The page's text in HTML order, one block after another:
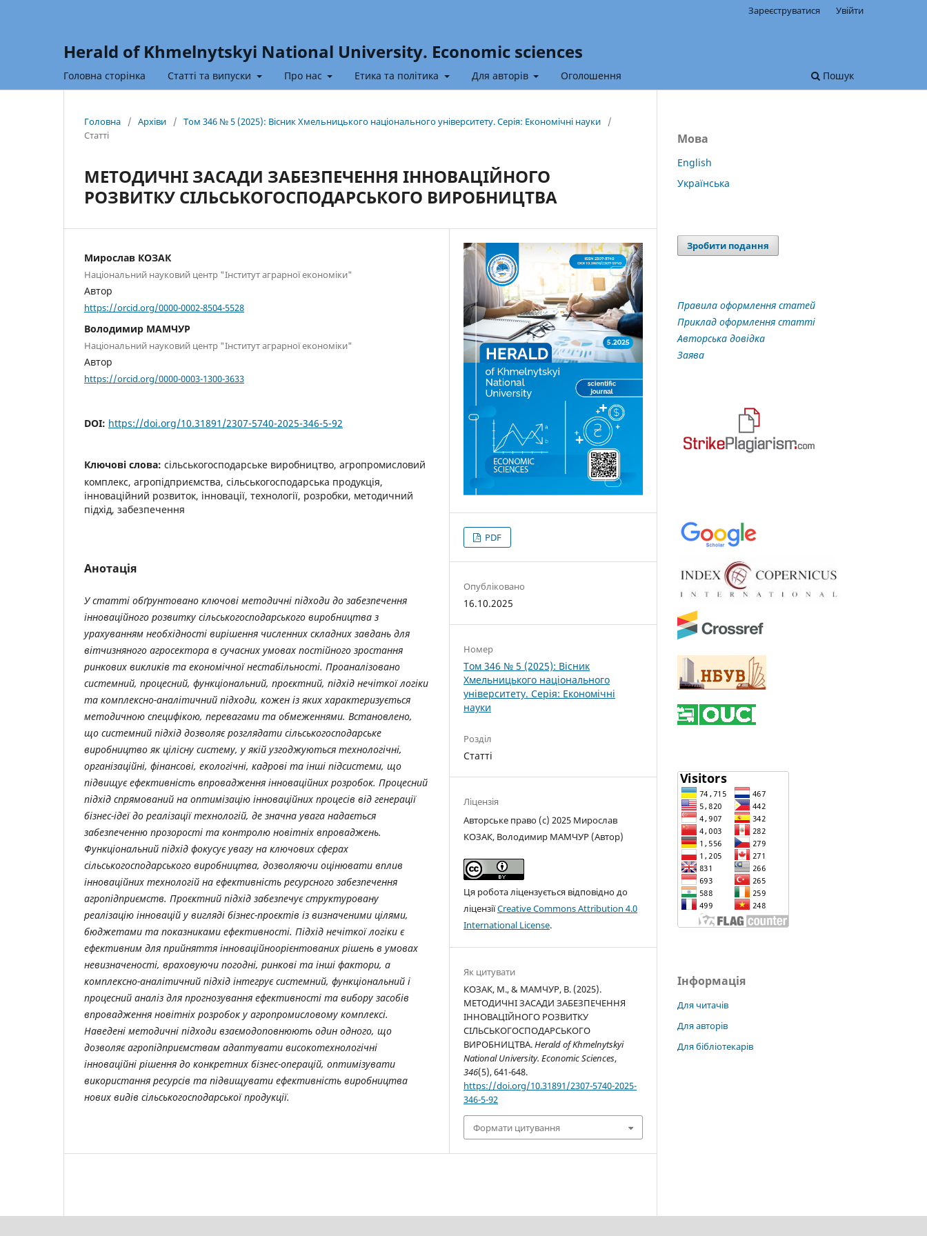
Herald of Khmelnytskyi National University. Economic sciences
Головна сторінка Статті та випуски Про нас Етика та політика Для авторів Оголошення Пошук
Зареєструватися Увійти
Головна / Архіви / Том 346 № 5 (2025): Вісник Хмельницького національного університету. Серія: Економічні науки
/
Статті
МЕТОДИЧНІ ЗАСАДИ ЗАБЕЗПЕЧЕННЯ ІННОВАЦІЙНОГО
РОЗВИТКУ СІЛЬСЬКОГОСПОДАРСЬКОГО ВИРОБНИЦТВА
Мирослав КОЗАК
Національний науковий центр "Інститут аграрної економіки"
Автор
https://orcid.org/0000-0002-8504-5528
Володимир МАМЧУР
Національний науковий центр "Інститут аграрної економіки"
Автор
https://orcid.org/0000-0003-1300-3633
DOI: https://doi.org/10.31891/2307-5740-2025-346-5-92
Ключові слова: сільськогосподарське виробництво, агропромисловий
комплекс, агропідприємства, сільськогосподарська продукція,
інноваційний розвиток, інновації, технології, розробки, методичний
підхід, забезпечення
Анотація
У статті обґрунтовано ключові методичні підходи до забезпечення
інноваційного розвитку сільськогосподарського виробництва з
урахуванням необхідності вирішення численних складних завдань для
вітчизняного агросектора в сучасних умовах постійного зростання
ринкових викликів та економічної нестабільності. Проаналізовано
системний, процесний, функціональний, проєктний, підхід нечіткої логіки
та комплексно-аналітичний підходи, кожен із яких характеризується
методичною специфікою, перевагами та обмеженнями. Встановлено,
що системний підхід дозволяє розглядати сільськогосподарське
виробництво як цілісну систему, у якій узгоджуються технологічні,
організаційні, фінансові, екологічні, кадрові та інші підсистеми, що
підвищує ефективність впровадження інноваційних розробок. Процесний
підхід спрямований на оптимізацію інноваційних процесів від генерації
бізнес-ідеї до реалізації технологій, де значна увага надається
забезпеченню прозорості та контролю новітніх впроваджень.
Функціональний підхід фокусує увагу на ключових сферах
сільськогосподарського виробництва, дозволяючи оцінювати вплив
інноваційних технологій на ефективність ресурсного забезпечення
агропідприємств. Проєктний підхід забезпечує структуровану
реалізацію інновацій у вигляді бізнес-проєктів із визначеними цілями,
бюджетами та показниками ефективності. Підхід нечіткої логіки є
ефективним для прийняття інноваційноорієнтованих рішень в умовах
невизначеності, враховуючи погодні, ринкові та інші фактори, а
комплексно-аналітичний підхід інтегрує системний, функціональний і
процесний аналіз для прогнозування ефективності та вибору засобів
впровадження новітніх розробок у агропромисловому комплексі.
Наведені методичні підходи взаємодоповнюють один одного, що
дозволяє агропідприємствам адаптувати високотехнологічні
інноваційні рішення до конкретних бізнес-операцій, оптимізувати
використання ресурсів та підвищувати ефективність виробництва
нових видів сільськогосподарської продукції.
PDF
Опубліковано
16.10.2025
Номер
Том 346 № 5 (2025): Вісник
Хмельницького національного
університету. Серія: Економічні
науки
Розділ
Статті
Ліцензія
Авторське право (c) 2025 Мирослав
КОЗАК, Володимир МАМЧУР (Автор)
Ця робота ліцензується відповідно до
ліцензіїCreative Commons Attribution 4.0
International License.
Як цитувати
КОЗАК, М., & МАМЧУР, В. (2025).
МЕТОДИЧНІ ЗАСАДИ ЗАБЕЗПЕЧЕННЯ
ІННОВАЦІЙНОГО РОЗВИТКУ
СІЛЬСЬКОГОСПОДАРСЬКОГО
ВИРОБНИЦТВА.Herald of Khmelnytskyi
National University. Economic Sciences,
346(5), 641-648.
https://doi.org/10.31891/2307-5740-2025-
346-5-92
Формати цитування
Мова
English
Українська
Зробити подання
Правила оформлення статей
Приклад оформлення статті
Авторська довідка
Заява
Інформація
Для читачів
Для авторів
Для бібліотекарів